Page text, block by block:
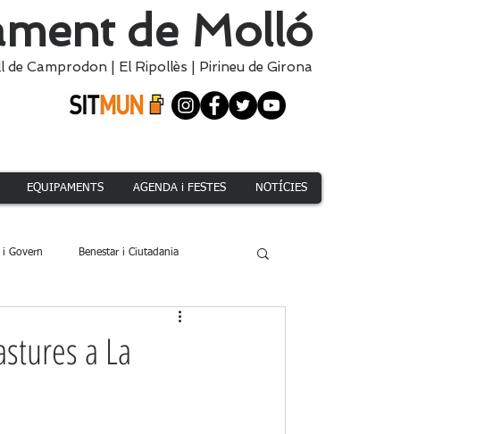
de Molló
de Camprodon El Ripollès Pirineu de Girona
EQUIPAMENTS AGENDA i FESTES NOTÍCIES
i Govern Benestar i Ciutadania
Acció Climàtica i Medi Natural
a La